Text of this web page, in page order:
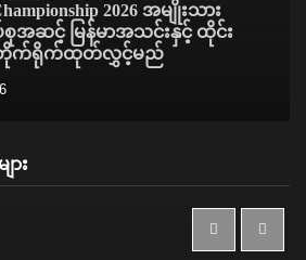
2026 အမျိုးသား
စုအဆင့် မြန်မာအသင်းနှင့် ထိုင်း
တိုက်ရိုက်ထုတ်လွှင့်မည်
ား